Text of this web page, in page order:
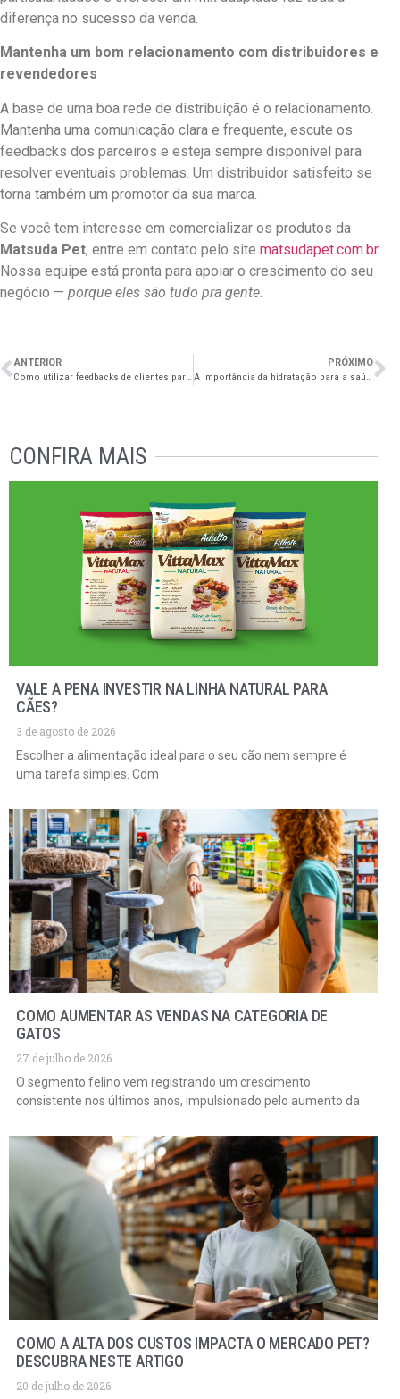
diferença no sucesso da venda.
Mantenha um bom relacionamento com distribuidores e
revendedores
A base de uma boa rede de distribuição é o relacionamento.
Mantenha uma comunicação clara e frequente, escute os
feedbacks dos parceiros e esteja sempre disponível para
resolver eventuais problemas. Um distribuidor satisfeito se
torna também um promotor da sua marca.
Se você tem interesse em comercializar os produtos da
Matsuda Pet, entre em contato pelo site matsudapet.com.br.
Nossa equipe está pronta para apoiar o crescimento do seu
negócio — porque eles são tudo pra gente.
ANTERIOR
Como utilizar feedbacks de clientes para melhorar a oferta e os serviços do seu pet shop
PRÓXIMO
A importância da hidratação para a saúde do seu pet
CONFIRA MAIS
VALE A PENA INVESTIR NA LINHA NATURAL PARA
CÃES?
3 de agosto de 2026
Escolher a alimentação ideal para o seu cão nem sempre é
uma tarefa simples. Com
COMO AUMENTAR AS VENDAS NA CATEGORIA DE
GATOS
27 de julho de 2026
O segmento felino vem registrando um crescimento
consistente nos últimos anos, impulsionado pelo aumento da
COMO A ALTA DOS CUSTOS IMPACTA O MERCADO PET?
DESCUBRA NESTE ARTIGO
20 de julho de 2026